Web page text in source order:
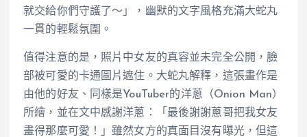
就交給你們守護了～」，幽默的文字風格充滿大蛇丸
一貫的輕鬆氛圍。
值得注意的是，照片中女友的真容並未完全公開，臉
部被可愛的卡通圖片遮住。大蛇丸解釋，這張畫作是
由他的好友、同樣是YouTuber的洋蔥（Onion Man）
所繪，並在文中感謝洋蔥：「最後謝謝蔥哥把我女友
畫得那麼可愛！」雖然女方的真面目沒有曝光，但這